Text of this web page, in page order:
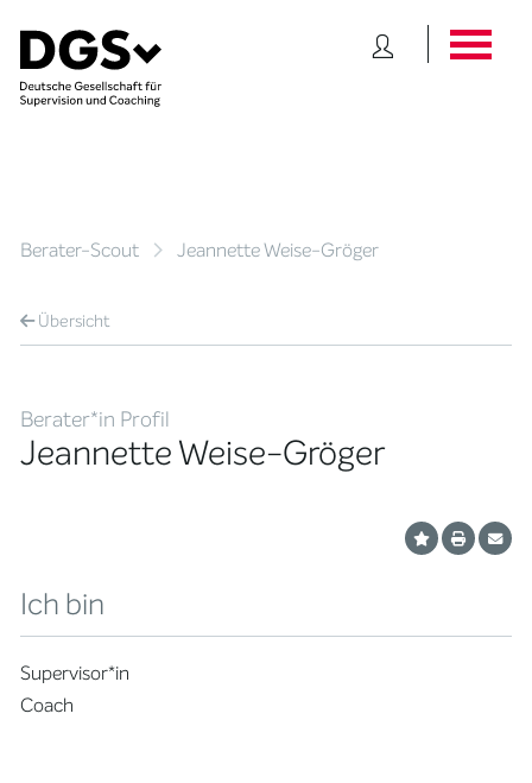
Berater-Scout Jeannette Weise-Gröger
Übersicht
Berater*in Profil
Jeannette Weise-Gröger
Ich bin
Supervisor*in
Coach